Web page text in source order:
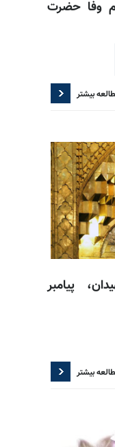
وفا حضرت
بیشتر
پیامبر
بیشتر